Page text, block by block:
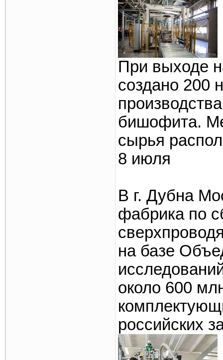
При выходе
создано 200
бишофита.
сырья
8 июля
В г. Дубна
фабрика по
на базе
около 600
российских